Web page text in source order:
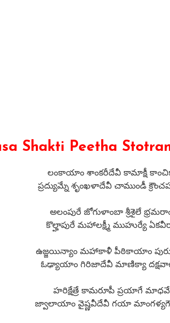
Shakti Peetha
లంకాయాం శాంకరీదేవీ కామాక్షీ
ప్రద్యుమ్నే శృంఖళాదేవీ చాముండీ
అలంపురే జోగుళాంబా శ్రీశైలే
కొల్హాపురే మహాలక్ష్మీ ముహుర్యే
ఉజ్జయిన్యాం మహాకాళీ పీఠికాయాం
ఓఢ్యాయాం గిరిజాదేవీ మాణిక్యా
హరిక్షేత్రే కామరూపీ ప్రయాగే
జ్వాలాయాం వైష్ణవీదేవీ గయా